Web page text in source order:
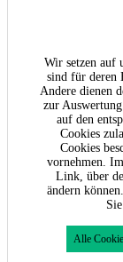
Wir setzen auf
sind für deren
Andere dienen
zur
auf den
Cookies
Cookies
vornehmen.
Link, über
ändern
Alle